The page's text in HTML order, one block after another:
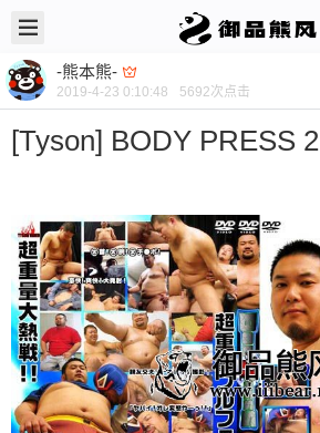
-熊本熊-
2019-4-23 0:10:48 5692次点击
[Tyson] BODY PRESS 2
-熊本熊- @ 御品熊风
[Tyson] BODY PRESS 2